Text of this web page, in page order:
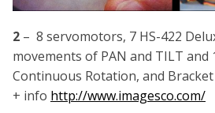
2 – 8 servomotors, 7 HS-422
movements of PAN and TILT and
Continuous Rotation, and Bracket
+ info http://www.imagesco.com/